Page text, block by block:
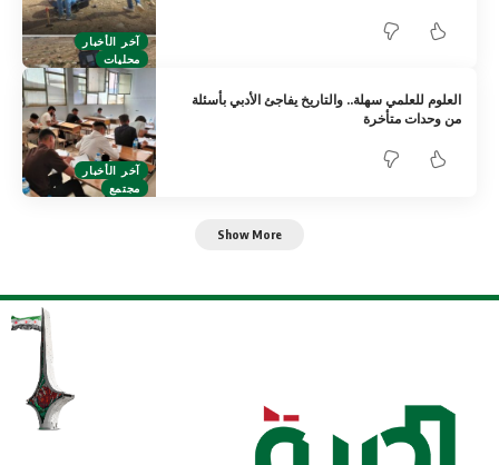
آخر الأخبار
محليات
آخر الأخبار
مجتمع
العلوم للعلمي سهلة.. والتاريخ يفاجئ الأدبي بأسئلة
من وحدات متأخرة
Show More